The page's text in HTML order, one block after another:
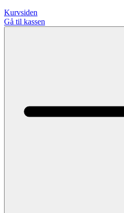
Kurvsiden
Gå til kassen